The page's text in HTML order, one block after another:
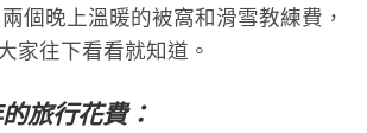
個晚上溫暖的被窩和滑雪教練費，
家往下看看就知道。
旅行花費：